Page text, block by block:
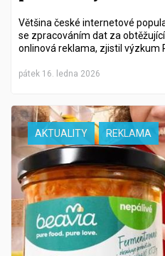
Většina české internetové
se zpracováním dat za
onlinová reklama, zjistil výzkum
pátek 16. ledna 2026
AKTUALITY REKLAMA